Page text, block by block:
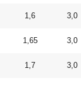
1,6 3,0
1,65 3,0
1,7 3,0